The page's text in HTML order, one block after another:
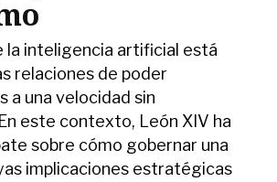
la inteligencia artificial está
relaciones de poder
a una velocidad sin
este contexto, León XIV ha
sobre cómo gobernar una
implicaciones estratégicas